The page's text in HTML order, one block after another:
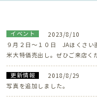
2023/8/10
イベント
９月２日～１０日 JAほくさい
米大特価売出し。ぜひご来店く
2018/8/29
更新情報
写真を追加しました。